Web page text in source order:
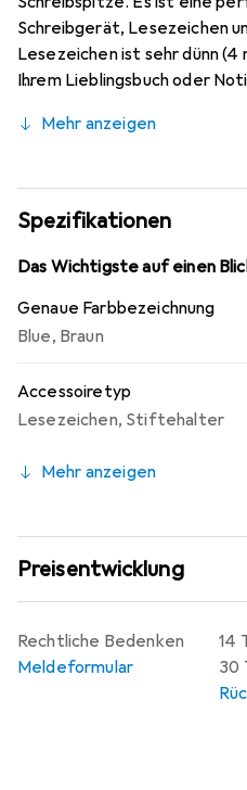
Schreibgerät, Lesezeichen
Lesezeichen ist sehr dünn (4
Ihrem Lieblingsbuch oder
Geltinte und der
Lehrbüchern oder
ästhetischen Blister. Ein
Bestseller! Ein perfektes
Möglichkeit, Einlagen (1,0 mm
Mehr anzeigen
Spezifikationen
Das Wichtigste auf einen
Genaue Farbbezeichnung
Blue, Braun
Accessoiretyp
Lesezeichen, Stiftehalter
Mehr anzeigen
Preisentwicklung
14
30
Rechtliche Bedenken
Meldeformular